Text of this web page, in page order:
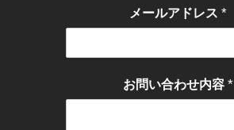
メールアドレス *
お問い合わせ内容 *